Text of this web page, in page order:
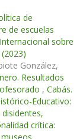
de
de escuelas
sobre
González,
Resultados
, Cabás.
Educativo:
crítica: